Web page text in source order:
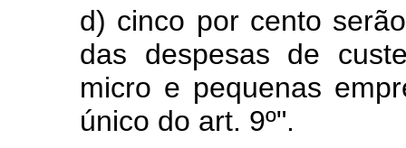
d) cinco por cento
das despesas de
micro e pequenas
único do art. 9º".